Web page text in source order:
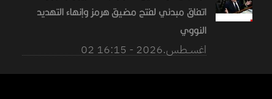
اتفاق مبدئي لفتح مضيق هرمز وإنهاء التهديد
النووي
02 اغســطس.2026 - 16:15